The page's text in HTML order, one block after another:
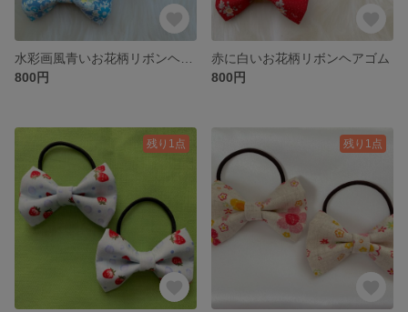
800円
赤に白いお花柄リボンヘアゴム
800円
残り1点 残り1点